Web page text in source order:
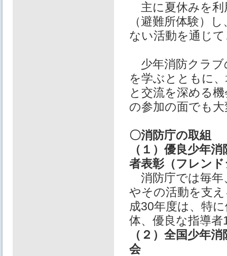
主に夏休みを利
（避難所体験）
ない活動を通じ
少年消防クラブ
を学ぶとともに
と交流を深める
の参加の面でも
〇消防庁の取組
（１）優良少年
者表彰（フレン
消防庁では毎年
やその活動を支
成30年度は、特
体、優良な指導
（２）全国少年
会